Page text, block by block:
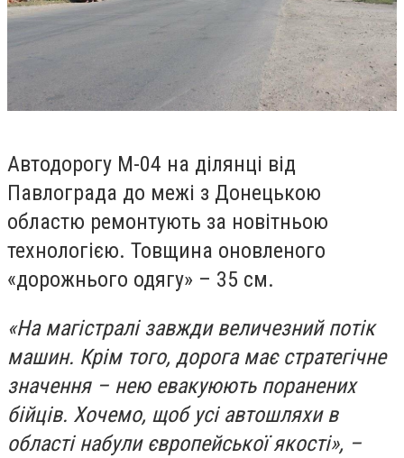
Автодорогу М-04 на ділянці від
Павлограда до межі з Донецькою
областю ремонтують за новітньою
технологією. Товщина оновленого
«дорожнього одягу» – 35 см.
«На магістралі завжди величезний потік
машин. Крім того, дорога має стратегічне
значення – нею евакуюють поранених
бійців. Хочемо, щоб усі автошляхи в
області набули європейської якості», –